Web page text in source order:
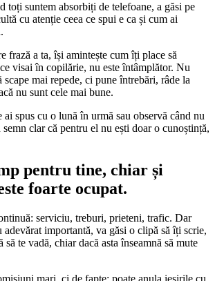
toți suntem absorbiți de telefoane, a găsi pe
cu atenție ceea ce spui e ca și cum ai
frază a ta, își amintește cum îți place să
visai în copilărie, nu este întâmplător. Nu
scape mai repede, ci pune întrebări, râde la
nu sunt cele mai bune.
ai spus cu o lună în urmă sau observă când nu
clar că pentru el nu ești doar o cunoștință,
pentru tine, chiar și
foarte ocupat.
serviciu, treburi, prieteni, trafic. Dar
adevărat importantă, va găsi o clipă să îți scrie,
să te vadă, chiar dacă asta înseamnă să mute